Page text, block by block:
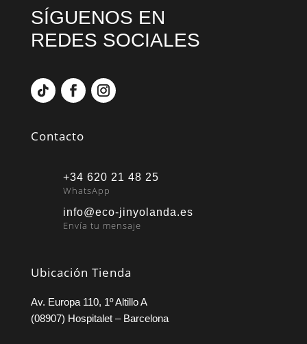
SÍGUENOS EN
REDES SOCIALES
Contacto
+34 620 21 48 25
WhatsApp
info@eco-jinyolanda.es
Envía tu mensaje
Ubicación Tienda
Av. Europa 110, 1º Altillo A
(08907) Hospitalet – Barcelona